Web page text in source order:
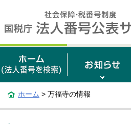
ホーム > 万福寺の情報